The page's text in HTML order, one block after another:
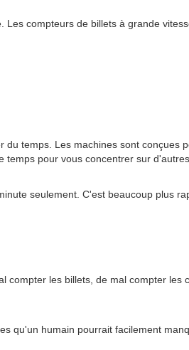
compteurs de billets à grande
temps. Les machines sont conçues
pour vous concentrer sur
seulement. C'est beaucoup plus
les billets, de mal compter les
qu'un humain pourrait facilement